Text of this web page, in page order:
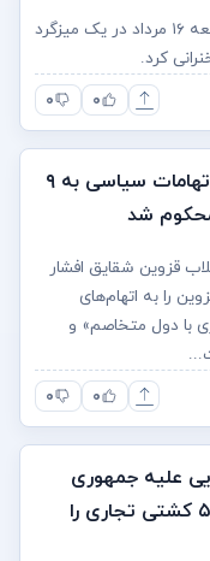
دونالد ترامپ، رئیس‌جمهوری آمریکا، روز جمعه ۱۶ مرداد در یک میزگرد
کرد.
۰ ۰
شقایق افشار نجفی، دانش‌آموز، با اتهامات سیاسی به ۹
شد
قزوین شقایق افشار
قزوین را به اتهام‌های
با دول متخاصم» و
۰ ۰
علیه جمهوری
اسلامی؛ نیروهای آمریکایی مسیر ۵۱ کشتی تجاری را